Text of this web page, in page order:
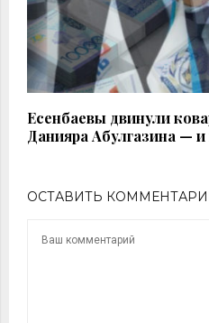
Есенбаевы двинули
Данияра Абулгазина —
ОСТАВИТЬ